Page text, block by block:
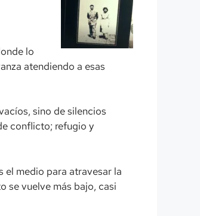
lo
atendiendo a esas
sino de silencios
conflicto; refugio y
el medio para atravesar la
se vuelve más bajo, casi